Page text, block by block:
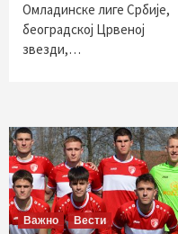
Омладинске лиге Србије,
београдској Црвеној
звезди,…
Важно
Вести